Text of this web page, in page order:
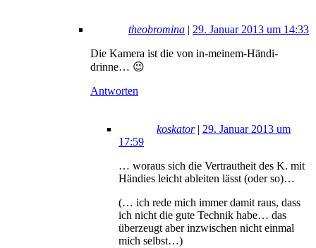
theobromina | 29. Januar 2013 um 14:33
Die Kamera ist die von in-meinem-Händi-
drinne… 😉
Antworten
koskator| 29. Januar 2013 um
17:59
… woraus sich die Vertrautheit des K. mit
Händies leicht ableiten lässt (oder so)…
(… ich rede mich immer damit raus, dass
ich nicht die gute Technik habe… das
überzeugt aber inzwischen nicht einmal
mich selbst…)